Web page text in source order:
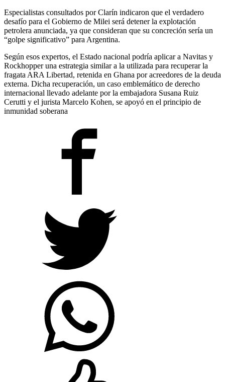
Especialistas consultados por Clarín indicaron que el verdadero
desafío para el Gobierno de Milei será detener la explotación
petrolera anunciada, ya que consideran que su concreción sería un
“golpe significativo” para Argentina.
Según esos expertos, el Estado nacional podría aplicar a Navitas y
Rockhopper una estrategia similar a la utilizada para recuperar la
fragata ARA Libertad, retenida en Ghana por acreedores de la deuda
externa. Dicha recuperación, un caso emblemático de derecho
internacional llevado adelante por la embajadora Susana Ruiz
Cerutti y el jurista Marcelo Kohen, se apoyó en el principio de
inmunidad soberana